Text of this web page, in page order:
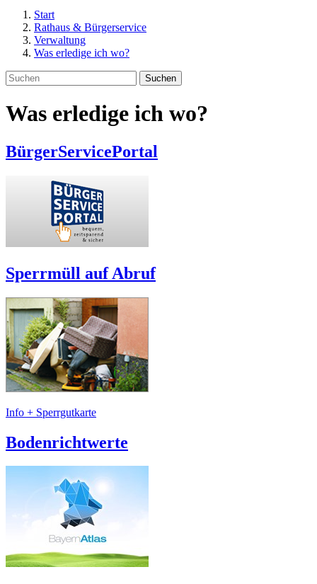
Start
Rathaus & Bürgerservice
Verwaltung
Was erledige ich wo?
Suchen
Was erledige ich wo?
BürgerServicePortal
Sperrmüll auf Abruf
Info + Sperrgutkarte
Bodenrichtwerte